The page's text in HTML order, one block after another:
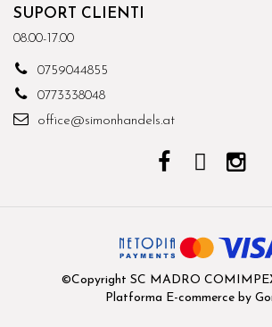
SUPORT CLIENTI
08.00-17.00
0759044855
0773338048
office@simonhandels.at
©Copyright SC MADRO
Platforma E-commerce by